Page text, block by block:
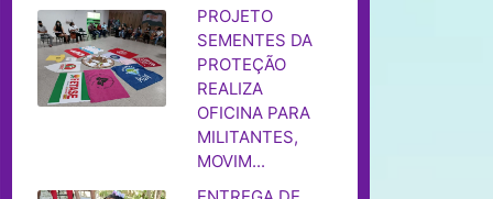
PROJETO
SEMENTES DA
PROTEÇÃO
REALIZA
OFICINA PARA
MILITANTES,
MOVIM...